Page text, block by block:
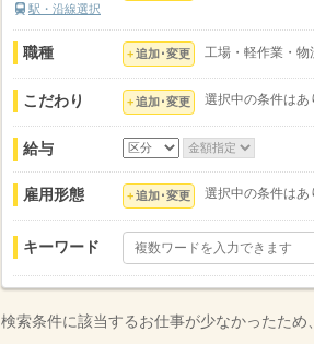
駅・沿線選択
職種 追加･変更 工場・軽作業・物
こだわり 追加･変更 選択中の条件はあ
給与
雇用形態 追加･変更 選択中の条件はあ
キーワード
検索条件に該当するお仕事が少なかったため